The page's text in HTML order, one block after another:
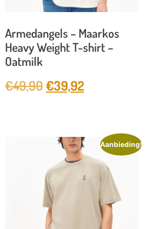
Armedangels – Maarkos
Heavy Weight T-shirt –
Oatmilk
€49,90€39,92
Aanbieding!